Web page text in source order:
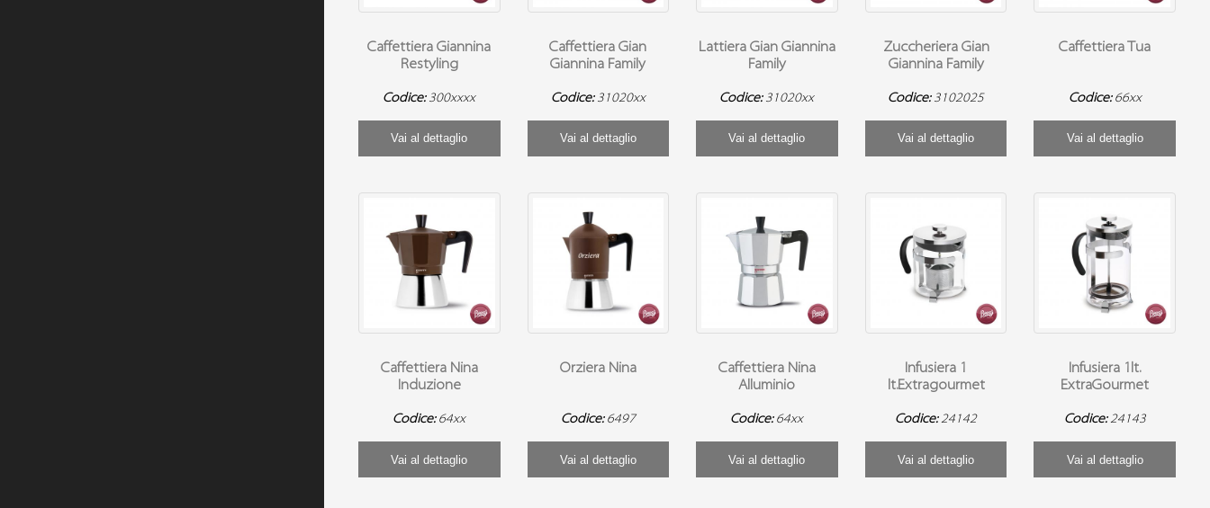
Caffettiera Giannina
Restyling
Codice: 300xxxx
Vai al dettaglio
Caffettiera Gian
Giannina Family
Codice: 31020xx
Vai al dettaglio
Lattiera Gian Giannina
Family
Codice: 31020xx
Vai al dettaglio
Zuccheriera Gian
Giannina Family
Codice: 3102025
Vai al dettaglio
Caffettiera Tua
Codice: 66xx
Vai al dettaglio
Caffettiera Nina
Induzione
Codice: 64xx
Vai al dettaglio
Orziera Nina
Codice: 6497
Vai al dettaglio
Caffettiera Nina
Alluminio
Codice: 64xx
Vai al dettaglio
Infusiera 1
lt.Extragourmet
Codice:24142
Vai al dettaglio
Infusiera 1lt.
ExtraGourmet
Codice:24143
Vai al dettaglio